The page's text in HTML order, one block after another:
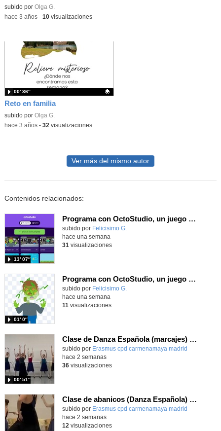
Contenido educativo.
subido por Olga G.
-hace 3 años- 10visualizaciones
Reto en familia
Contenido educativo.
subido por Olga G.
00′ 36″
-hace 3 años- 32 visualizaciones
Ver más del mismo autor
Contenidos relacionados:
Programa con OctoStudio, un juego de disparos contra Zombies con un cargador basado en el House of the dead
Contenido educativo.
subido por Felicisimo G.
13′ 07″
hace una semana
31 visualizaciones
Programa con OctoStudio, un juego homenajeando al House of the dead con Zombies
Contenido educativo.
subido por Felicisimo G.
01′ 0″
hace una semana
11 visualizaciones
Clase de Danza Española (marcajes) en intercambio Erasmus+
Contenido educativo.
subido por Erasmus cpd carmenamaya madrid
00′ 51″
hace 2 semanas
36visualizaciones
Clase de abanicos (Danza Española) en intercambio Erasmus+
Contenido educativo.
subido por Erasmus cpd carmenamaya madrid
hace 2 semanas
12 visualizaciones